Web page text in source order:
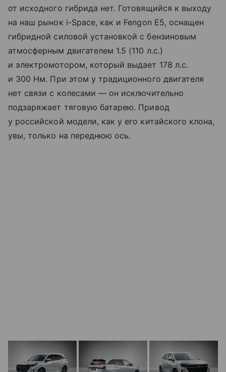
от исходного гибрида нет. Готовящийся к выходу
на наш рынок i-Space, как и Fengon E5, оснащен
гибридной силовой установкой с бензиновым
атмосферным двигателем 1.5 (110 л.с.)
и электромотором, который выдает 178 л.с.
и 300 Нм. При этом у традиционного двигателя
нет связи с колесами — он исключительно
подзаряжает тяговую батарею. Привод
у российской модели, как у его китайского клона,
увы, только на переднюю ось.